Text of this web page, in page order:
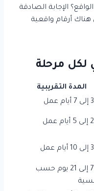
الإجابة الصادقة
أرقام واقعية
لكل مرحلة
المدة التقريبية
من 7 إلى 21 يوم حسب